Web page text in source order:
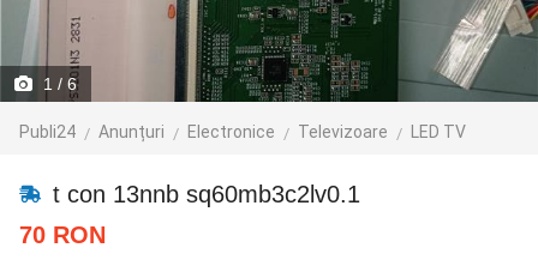
1 / 6
Publi24 Anunțuri Electronice Televizoare LED TV
t con 13nnb sq60mb3c2lv0.1
70 RON